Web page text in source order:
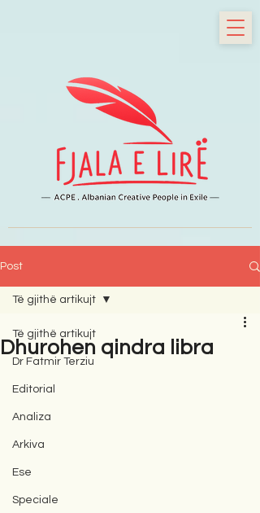
Post
Të gjithë artikujt
Dr Fatmir Terziu
Editorial
Analiza
Arkiva
Ese
Speciale
Të gjithë artikujt
Dhurohen qindra libra